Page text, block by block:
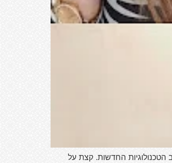
החדשות. קצת על